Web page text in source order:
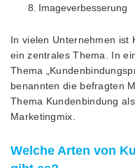
Imageverbesserung
In vielen Unternehmen ist
ein zentrales Thema. In
Thema
benannten die befragten
Thema Kundenbindung
Marketingmix.
Welche Arten von